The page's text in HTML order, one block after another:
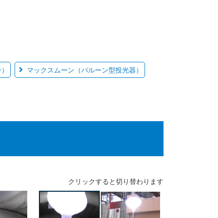
マックスムーン（バルーン型投光器）
クリックすると切り替わります